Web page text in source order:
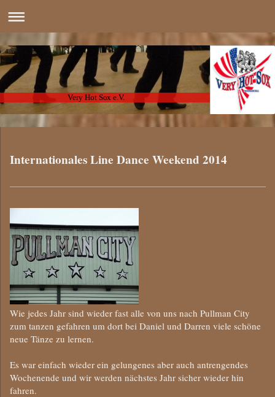
Very Hot Sox e.V.
Internationales Line Dance Weekend 2014
Wie jedes Jahr sind wieder fast alle von uns nach Pullman City
zum tanzen gefahren um dort bei Daniel und Darren viele schöne
neue Tänze zu lernen.
Es war einfach wieder ein gelungenes aber auch antrengendes
Wochenende und wir werden nächstes Jahr sicher wieder hin
fahren.